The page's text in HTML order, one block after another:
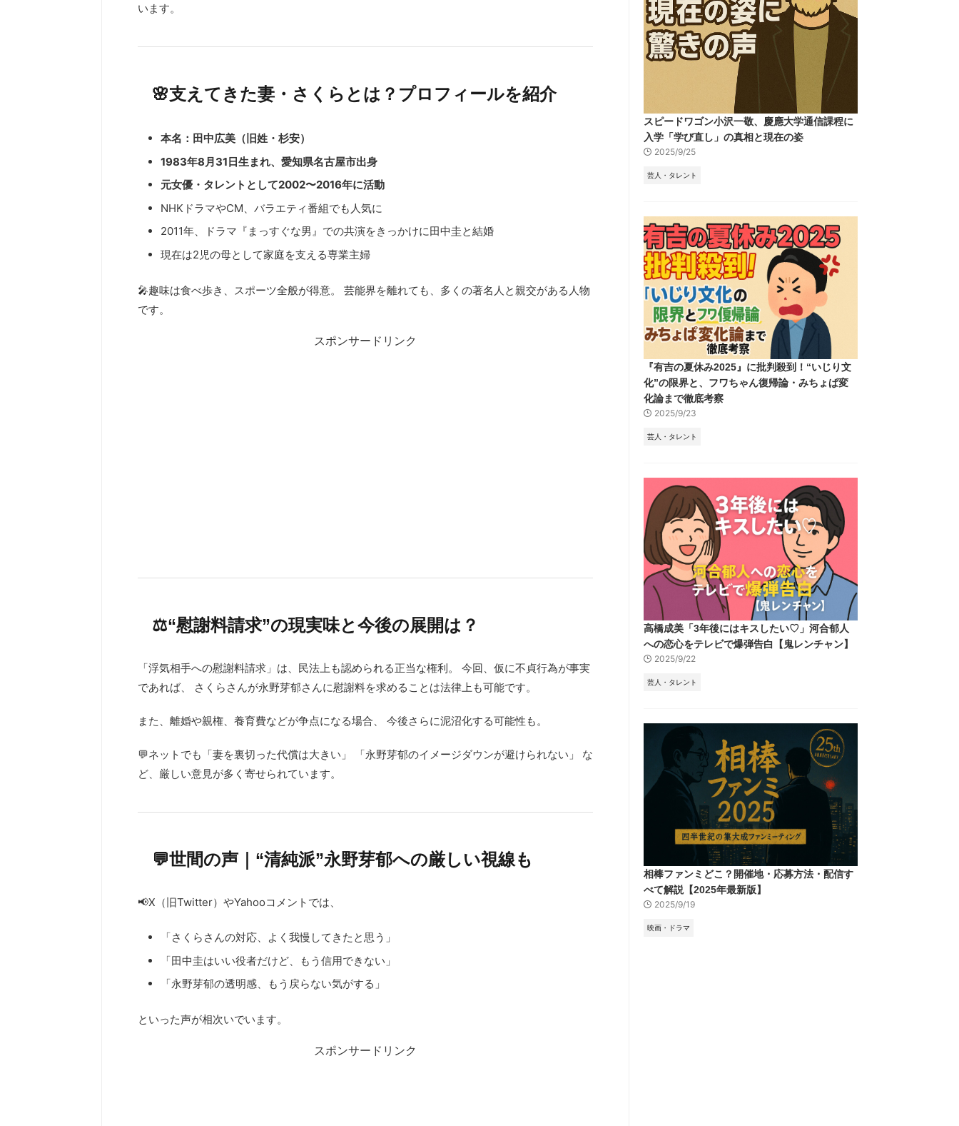
います。
🌸支えてきた妻・さくらとは？プロフィールを紹介
本名：田中広美（旧姓・杉安）
1983年8月31日生まれ、愛知県名古屋市出身
元女優・タレントとして2002〜2016年に活動
NHKドラマやCM、バラエティ番組でも人気に
2011年、ドラマ『まっすぐな男』での共演をきっかけに田中圭と結婚
現在は2児の母として家庭を支える専業主婦
🎤趣味は食べ歩き、スポーツ全般が得意。 芸能界を離れても、多くの著名人と親交がある人物
です。
スポンサードリンク
⚖️“慰謝料請求”の現実味と今後の展開は？
「浮気相手への慰謝料請求」は、民法上も認められる正当な権利。 今回、仮に不貞行為が事実
であれば、 さくらさんが永野芽郁さんに慰謝料を求めることは法律上も可能です。
また、離婚や親権、養育費などが争点になる場合、 今後さらに泥沼化する可能性も。
💬ネットでも「妻を裏切った代償は大きい」 「永野芽郁のイメージダウンが避けられない」 な
ど、厳しい意見が多く寄せられています。
💬世間の声｜“清純派”永野芽郁への厳しい視線も
📢X（旧Twitter）やYahooコメントでは、
「さくらさんの対応、よく我慢してきたと思う」
「田中圭はいい役者だけど、もう信用できない」
「永野芽郁の透明感、もう戻らない気がする」
といった声が相次いでいます。
スポンサードリンク
スピードワゴン小沢一敬、慶應大学通信課程に
入学「学び直し」の真相と現在の姿
2025/9/25
芸人・タレント
『有吉の夏休み2025』に批判殺到！“いじり文
化”の限界と、フワちゃん復帰論・みちょぱ変
化論まで徹底考察
2025/9/23
芸人・タレント
高橋成美「3年後にはキスしたい♡」河合郁人
への恋心をテレビで爆弾告白【鬼レンチャン】
2025/9/22
芸人・タレント
相棒ファンミどこ？開催地・応募方法・配信す
べて解説【2025年最新版】
2025/9/19
映画・ドラマ